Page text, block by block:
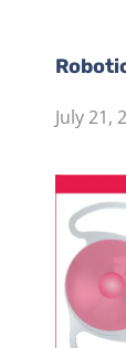
July 21,